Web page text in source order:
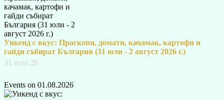
Уикенд с вкус: Праскови, домати, качамак, картофи и
гайди събират България (31 юли - 2 август 2026 г.)
31 юли 26
Events on 01.08.2026